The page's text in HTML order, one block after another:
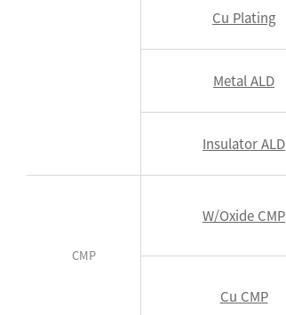
Cu Plating
Metal ALD
Insulator ALD
CMP
W/Oxide CMP
Cu CMP